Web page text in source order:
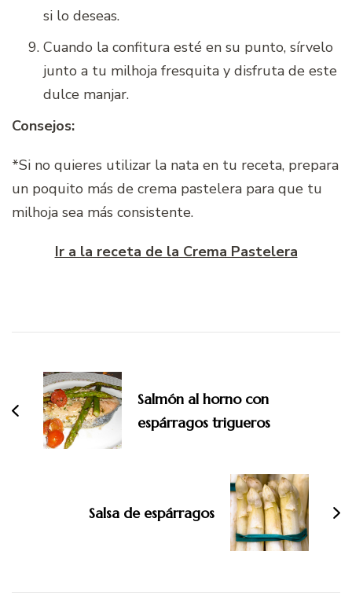
si lo deseas.
Cuando la confitura esté en su punto, sírvelo
junto a tu milhoja fresquita y disfruta de este
dulce manjar.
Consejos:
*Si no quieres utilizar la nata en tu receta, prepara
un poquito más de crema pastelera para que tu
milhoja sea más consistente.
Ir a la receta de la Crema Pastelera
entradas
Salmón al horno con
espárragos trigueros
Salsa de espárragos